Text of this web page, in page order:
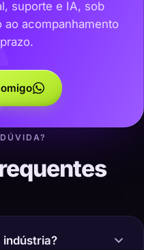
suporte e IA, sob
ao acompanhamento
indústria?